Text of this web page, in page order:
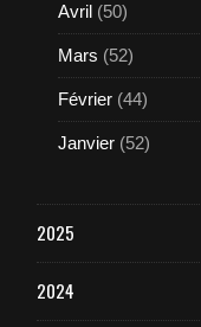
Avril (50)
Mars (52)
Février (44)
Janvier (52)
2025
2024